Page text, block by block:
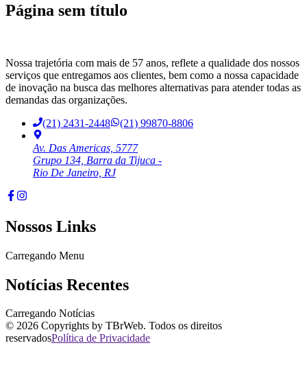
Página sem título
Nossa trajetória com mais de 57 anos, reflete a qualidade dos nossos
serviços que entregamos aos clientes, bem como a nossa capacidade
de inovação na busca das melhores alternativas para atender todas as
demandas das organizações.
(21) 2431-2448
(21) 99870-8806
Av. Das Americas, 5777
Grupo 134, Barra da Tijuca -
Rio De Janeiro, RJ
Nossos Links
Carregando Menu
Notícias Recentes
Carregando Notícias
© 2026 Copyrights by TBrWeb. Todos os direitos
reservadosPolítica de Privacidade